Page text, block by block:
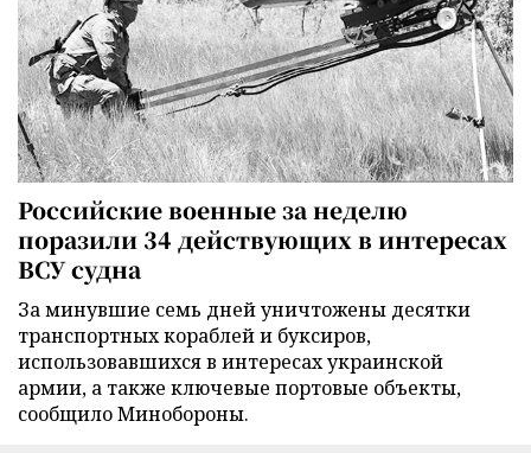
Российские военные за неделю
поразили 34 действующих в интересах
ВСУ судна
За минувшие семь дней уничтожены десятки
транспортных кораблей и буксиров,
использовавшихся в интересах украинской
армии, а также ключевые портовые объекты,
сообщило Минобороны.